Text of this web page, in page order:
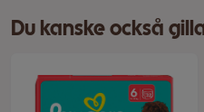
Du kanske också